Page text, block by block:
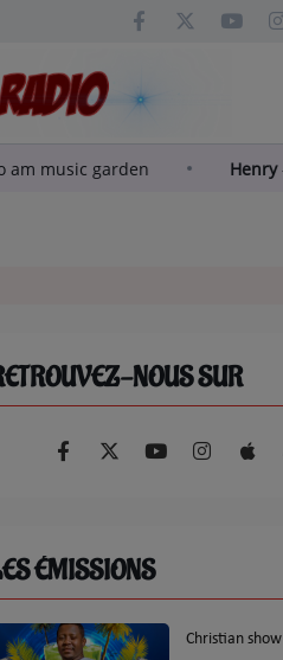
aro am music garden
NOUS SUR
ÉMISSIONS
Christian show